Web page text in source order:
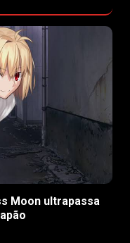
Moon ultrapassa